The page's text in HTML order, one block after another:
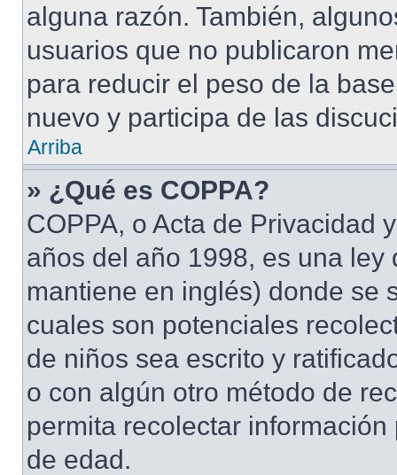
alguna razón. También,
usuarios que no publicaron
para reducir el peso de la
nuevo y participa de las
Arriba
» ¿Qué es COPPA?
COPPA, o Acta de Privacidad
años del año 1998, es una
mantiene en inglés) donde se
cuales son potenciales
de niños sea escrito y
o con algún otro método de
permita recolectar
de edad.